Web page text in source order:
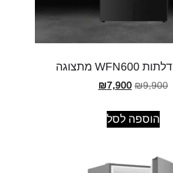
₪9,900
₪7,900
הוספה לסל